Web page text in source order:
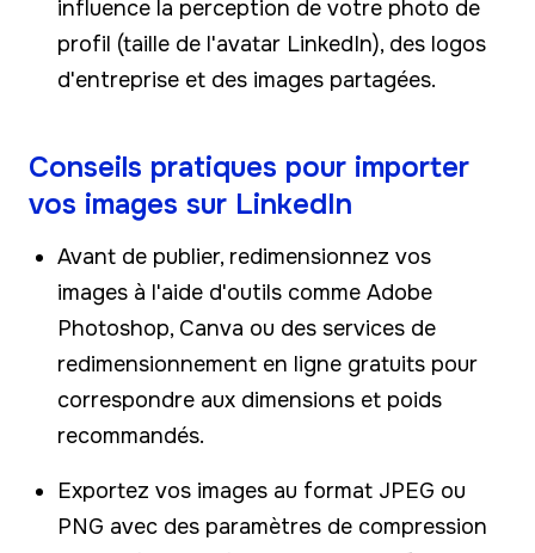
influence la perception de votre photo de
profil (taille de l'avatar LinkedIn), des logos
d'entreprise et des images partagées.
Conseils pratiques pour importer
vos images sur LinkedIn
Avant de publier, redimensionnez vos
images à l'aide d'outils comme Adobe
Photoshop, Canva ou des services de
redimensionnement en ligne gratuits pour
correspondre aux dimensions et poids
recommandés.
Exportez vos images au format JPEG ou
PNG avec des paramètres de compression